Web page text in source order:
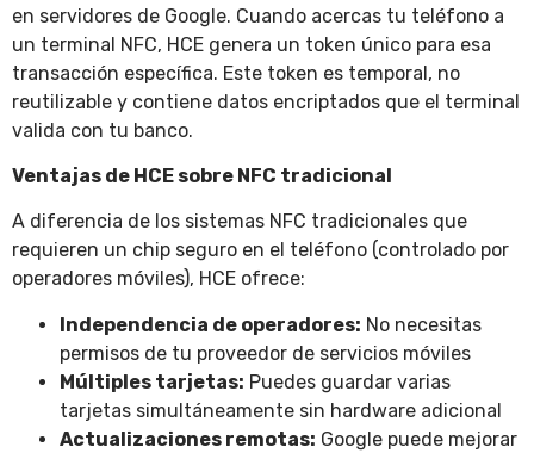
en servidores de Google. Cuando acercas tu teléfono a
un terminal NFC, HCE genera un token único para esa
transacción específica. Este token es temporal, no
reutilizable y contiene datos encriptados que el terminal
valida con tu banco.
Ventajas de HCE sobre NFC tradicional
A diferencia de los sistemas NFC tradicionales que
requieren un chip seguro en el teléfono (controlado por
operadores móviles), HCE ofrece:
Independencia de operadores: No necesitas
permisos de tu proveedor de servicios móviles
Múltiples tarjetas: Puedes guardar varias
tarjetas simultáneamente sin hardware adicional
Actualizaciones remotas: Google puede mejorar